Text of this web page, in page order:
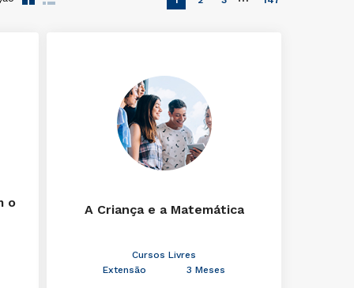
o
A Criança e a Matemática
Cursos Livres
Extensão
3 Meses